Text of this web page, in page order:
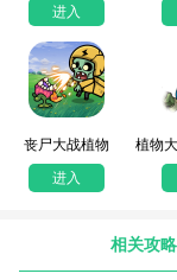
进入
丧尸大战植物
进入
植物
相关攻略